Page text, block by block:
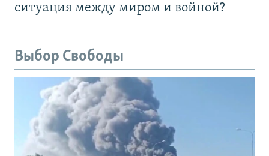
ситуация между миром и войной?
Выбор Свободы